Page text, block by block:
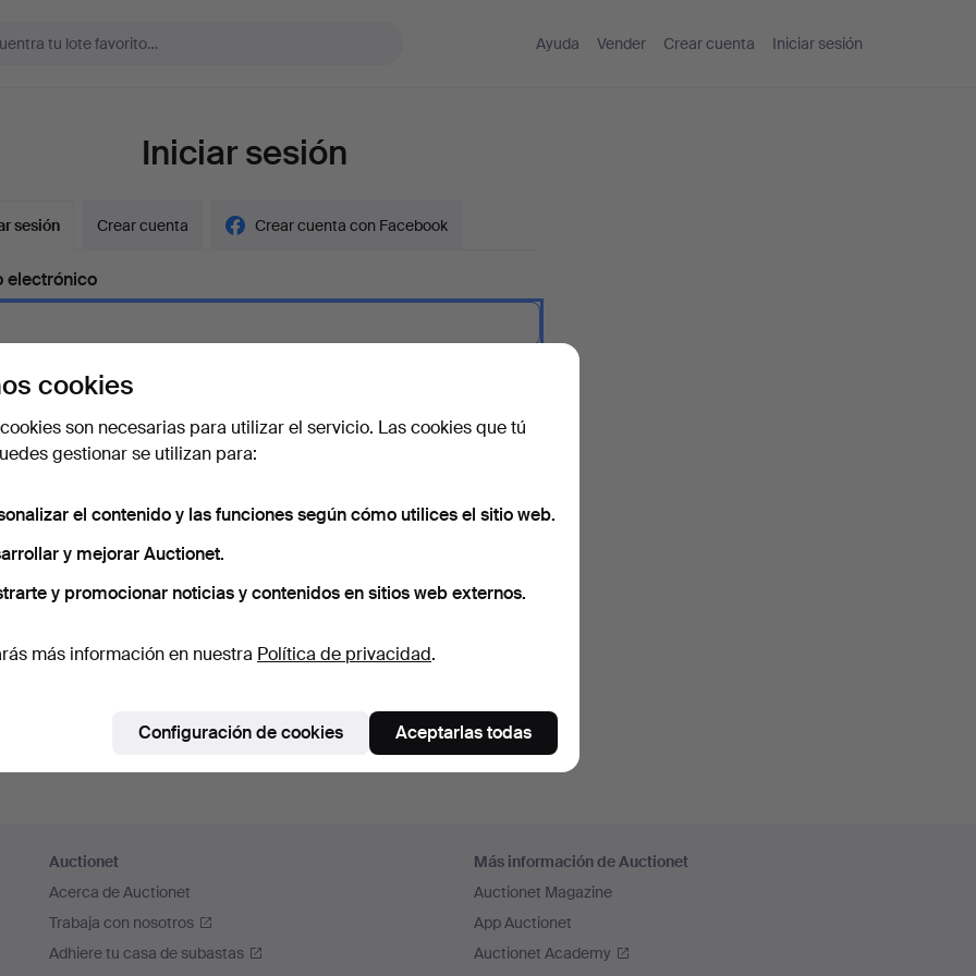
Ayuda Vender Crear cuenta Iniciar sesión
Iniciar sesión
sesión Crear cuenta Crear cuenta con Facebook
electrónico
la contraseña?
Auctionet
Acerca de Auctionet
Trabaja con nosotros
Adhiere tu casa de subastas
Más información de Auctionet
Auctionet Magazine
App Auctionet
Auctionet Academy
cookies
son necesarias para utilizar el servicio. Las cookies que tú
gestionar se utilizan para:
el contenido y las funciones según cómo utilices el sitio web.
y mejorar Auctionet.
y promocionar noticias y contenidos en sitios web externos.
más información en nuestra Política de privacidad.
Configuración de cookies Aceptarlas todas